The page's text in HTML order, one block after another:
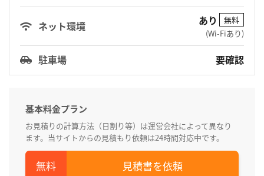
ネット環境 あり
無料
(Wi-Fiあり)
駐車場 要確認
基本料金プラン
お見積りの計算方法（日割り等）は運営会社によって異なり
ます。当サイトからの見積もり依頼は24時間対応中です。
見積書を依頼